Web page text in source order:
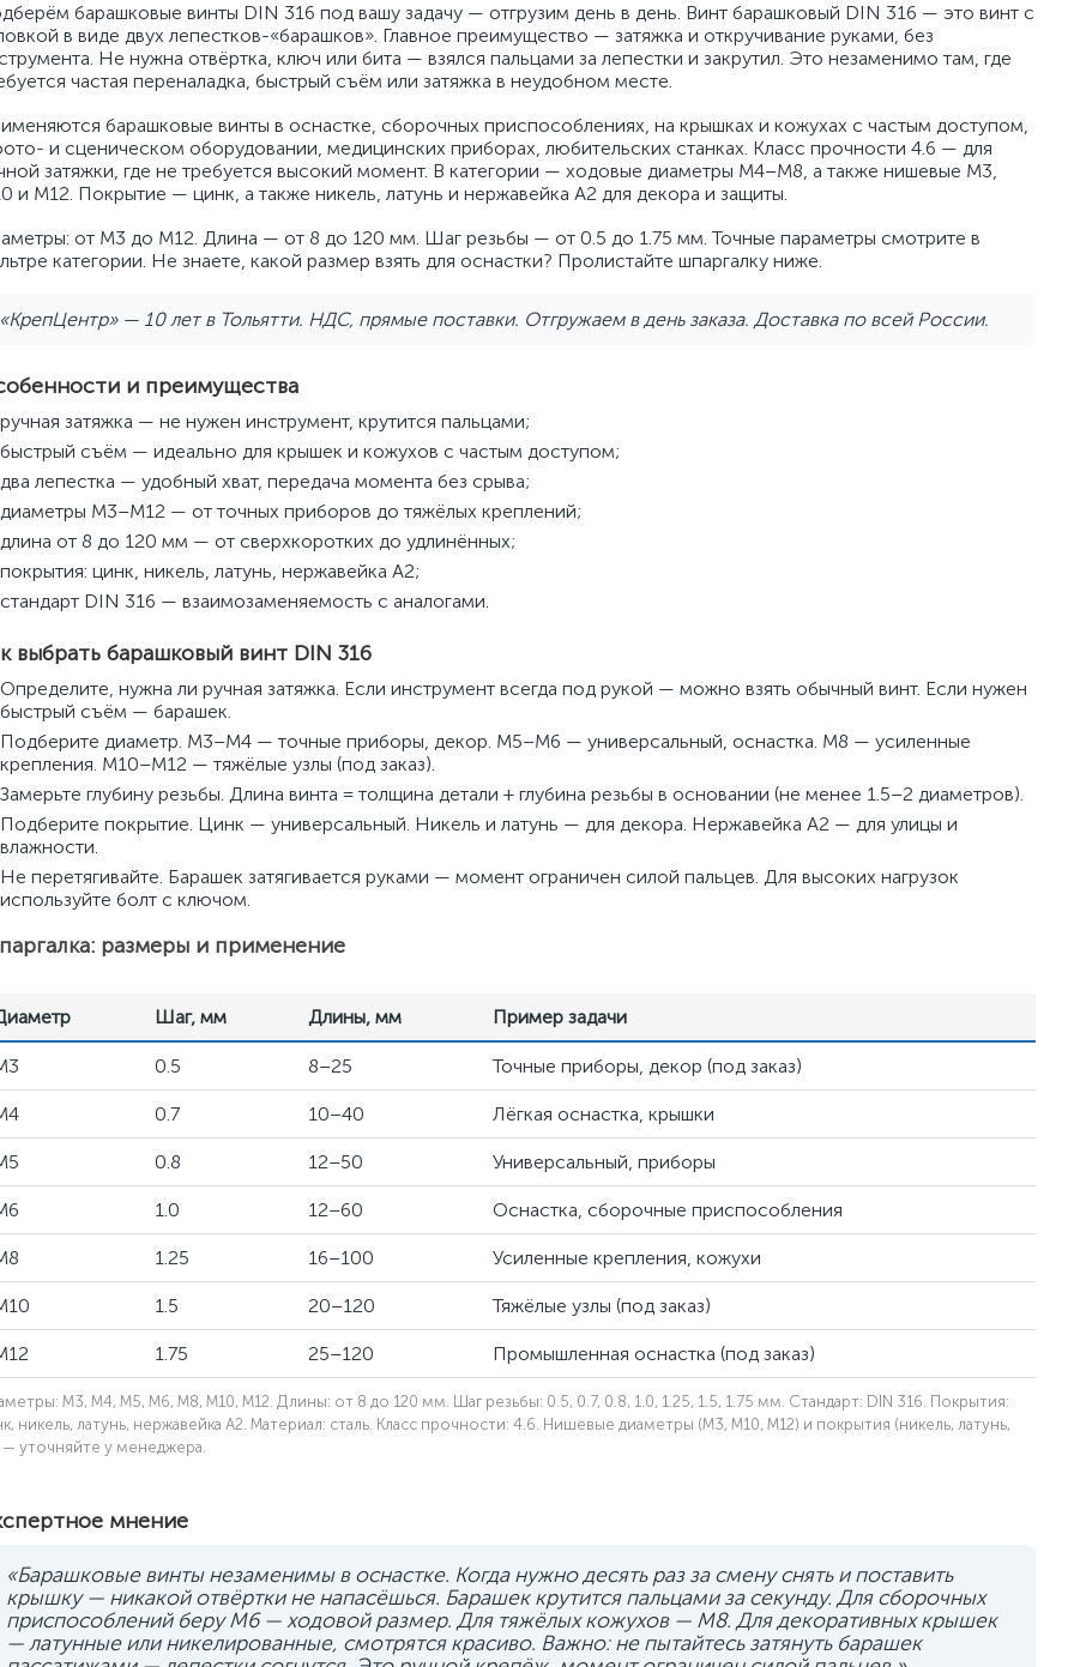
барашковые винты DIN 316 под вашу задачу — отгрузим день в день. Винт барашковый DIN 316 — это винт с
в виде двух лепестков-«барашков». Главное преимущество — затяжка и откручивание руками, без
Не нужна отвёртка, ключ или бита — взялся пальцами за лепестки и закрутил. Это незаменимо там, где
частая переналадка, быстрый съём или затяжка в неудобном месте.
барашковые винты в оснастке, сборочных приспособлениях, на крышках и кожухах с частым доступом,
и сценическом оборудовании, медицинских приборах, любительских станках. Класс прочности 4.6 — для
затяжки, где не требуется высокий момент. В категории — ходовые диаметры M4–M8, а также нишевые M3,
и M12. Покрытие — цинк, а также никель, латунь и нержавейка A2 для декора и защиты.
от M3 до M12. Длина — от 8 до 120 мм. Шаг резьбы — от 0.5 до 1.75 мм. Точные параметры смотрите в
категории. Не знаете, какой размер взять для оснастки? Пролистайте шпаргалку ниже.
«КрепЦентр» — 10 лет в Тольятти. НДС, прямые поставки. Отгружаем в день заказа. Доставка по всей России.
и преимущества
ручная затяжка — не нужен инструмент, крутится пальцами;
быстрый съём — идеально для крышек и кожухов с частым доступом;
два лепестка — удобный хват, передача момента без срыва;
диаметры M3–M12 — от точных приборов до тяжёлых креплений;
длина от 8 до 120 мм — от сверхкоротких до удлинённых;
покрытия: цинк, никель, латунь, нержавейка A2;
стандарт DIN 316 — взаимозаменяемость с аналогами.
выбрать барашковый винт DIN 316
Определите, нужна ли ручная затяжка. Если инструмент всегда под рукой — можно взять обычный винт. Если нужен
быстрый съём — барашек.
Подберите диаметр. M3–M4 — точные приборы, декор. M5–M6 — универсальный, оснастка. M8 — усиленные
крепления. M10–M12 — тяжёлые узлы (под заказ).
Замерьте глубину резьбы. Длина винта = толщина детали + глубина резьбы в основании (не менее 1.5–2 диаметров).
Подберите покрытие. Цинк — универсальный. Никель и латунь — для декора. Нержавейка A2 — для улицы и
влажности.
Не перетягивайте. Барашек затягивается руками — момент ограничен силой пальцев. Для высоких нагрузок
используйте болт с ключом.
размеры и применение
Шаг, мм Длины, мм Пример задачи
0.5 8–25 Точные приборы, декор (под заказ)
0.7 10–40 Лёгкая оснастка, крышки
0.8 12–50 Универсальный, приборы
1.0 12–60 Оснастка, сборочные приспособления
1.25 16–100 Усиленные крепления, кожухи
1.5 20–120 Тяжёлые узлы (под заказ)
1.75 25–120 Промышленная оснастка (под заказ)
M3, M4, M5, M6, M8, M10, M12. Длины: от 8 до 120 мм. Шаг резьбы: 0.5, 0.7, 0.8, 1.0, 1.25, 1.5, 1.75 мм. Стандарт: DIN 316. Покрытия:
никель, латунь, нержавейка A2. Материал: сталь. Класс прочности: 4.6. Нишевые диаметры (M3, M10, M12) и покрытия (никель, латунь,
— уточняйте у менеджера.
мнение
«Барашковые винты незаменимы в оснастке. Когда нужно десять раз за смену снять и поставить
крышку — никакой отвёртки не напасёшься. Барашек крутится пальцами за секунду. Для сборочных
приспособлений беру M6 — ходовой размер. Для тяжёлых кожухов — M8. Для декоративных крышек
— латунные или никелированные, смотрятся красиво. Важно: не пытайтесь затянуть барашек